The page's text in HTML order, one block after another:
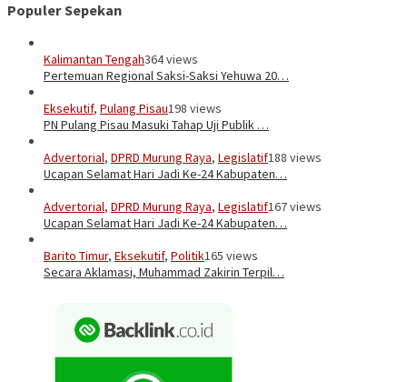
Populer Sepekan
Kalimantan Tengah364 views
Pertemuan Regional Saksi-Saksi Yehuwa 20…
Eksekutif, Pulang Pisau198 views
PN Pulang Pisau Masuki Tahap Uji Publik …
Advertorial, DPRD Murung Raya, Legislatif188 views
Ucapan Selamat Hari Jadi Ke-24 Kabupaten…
Advertorial, DPRD Murung Raya, Legislatif167 views
Ucapan Selamat Hari Jadi Ke-24 Kabupaten…
Barito Timur, Eksekutif, Politik165 views
Secara Aklamasi, Muhammad Zakirin Terpil…